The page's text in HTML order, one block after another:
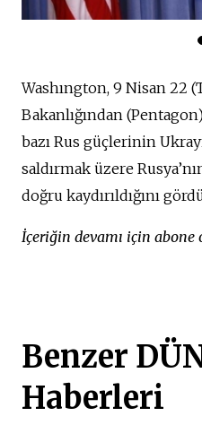
Washıngton, 9 Nisan 22
Bakanlığından
bazı Rus güçlerinin
saldırmak üzere
doğru kaydırıldığını
İçeriğin devamı için abone
Benzer
Haberleri